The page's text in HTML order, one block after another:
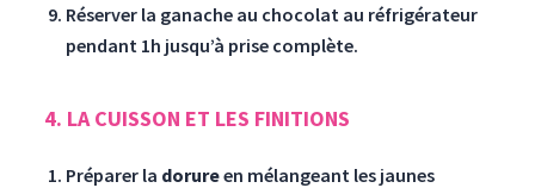
Réserver la ganache au chocolat au réfrigérateur
pendant 1h jusqu’à prise complète.
4. LA CUISSON ET LES FINITIONS
Préparer la dorureen mélangeant les jaunes